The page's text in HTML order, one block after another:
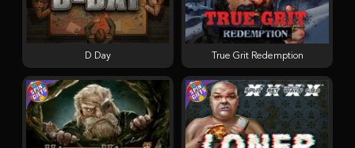
True Grit Redemption
D Day